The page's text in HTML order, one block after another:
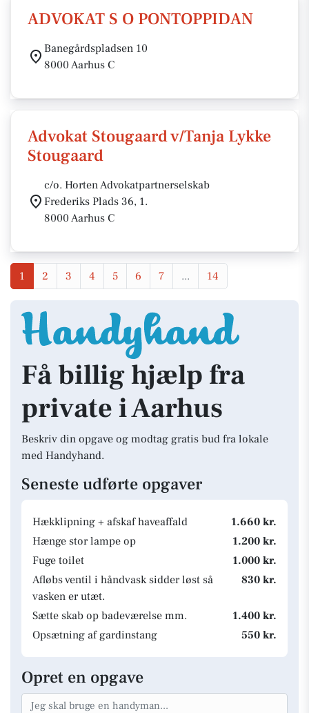
ADVOKAT S O PONTOPPIDAN
Banegårdspladsen 10
8000 Aarhus C
Advokat Stougaard v/Tanja Lykke
Stougaard
c/o. Horten Advokatpartnerselskab
Frederiks Plads 36, 1.
8000 Aarhus C
1 2 3 4 5 6 7 ... 14
Få billig hjælp fra
private i Aarhus
Beskriv din opgave og modtag gratis bud fra lokale
med Handyhand.
Seneste udførte opgaver
Hækklipning + afskaf haveaffald
1.660 kr.
Hænge stor lampe op
1.200 kr.
Fuge toilet
1.000 kr.
Afløbs ventil i håndvask sidder løst så
vasken er utæt.
830 kr.
Sætte skab op badeværelse mm.
1.400 kr.
Opsætning af gardinstang
550 kr.
Opret en opgave